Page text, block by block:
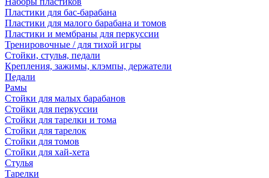
Пластики для бас-барабана
Пластики для малого барабана и томов
Пластики и мембраны для перкуссии
Тренировочные / для тихой игры
Стойки, стулья, педали
Крепления, зажимы, клэмпы, держатели
Педали
Рамы
Стойки для малых барабанов
Стойки для перкуссии
Стойки для тарелки и тома
Стойки для тарелок
Стойки для томов
Стойки для хай-хета
Стулья
Тарелки